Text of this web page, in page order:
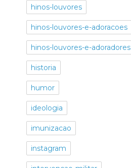
hinos-louvores
hinos-louvores-e-adoracoes
hinos-louvores-e-adoradores
historia
humor
ideologia
imunizacao
instagram